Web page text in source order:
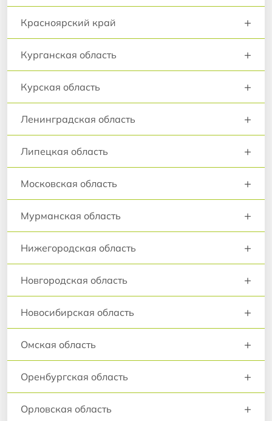
Красноярский край +
Курганская область +
Курская область +
Ленинградская область +
Липецкая область +
Московская область +
Мурманская область +
Нижегородская область +
Новгородская область +
Новосибирская область +
Омская область +
Оренбургская область +
Орловская область +